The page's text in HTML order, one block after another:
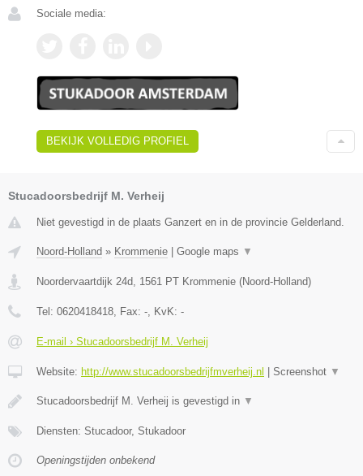
Sociale media:
BEKIJK VOLLEDIG PROFIEL
Stucadoorsbedrijf M. Verheij
Niet gevestigd in de plaats Ganzert en in de provincie Gelderland.
Noord-Holland » Krommenie Google maps ▼
Noordervaartdijk 24d, 1561 PT Krommenie (Noord-Holland)
Tel: 0620418418, Fax: -, KvK: -
E-mail › Stucadoorsbedrijf M. Verheij
Website: http://www.stucadoorsbedrijfmverheij.nl Screenshot ▼
Stucadoorsbedrijf M. Verheij is gevestigd in ▼
Diensten: Stucadoor, Stukadoor
Openingstijden onbekend